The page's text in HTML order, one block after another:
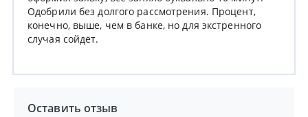
Одобрили без долгого рассмотрения. Процент,
конечно, выше, чем в банке, но для экстренного
случая сойдёт.
Оставить отзыв